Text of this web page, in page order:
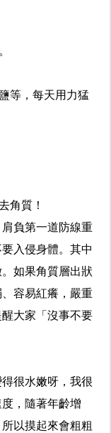
等，每天用力猛
角質！
負第一道防線重
入侵身體。其中
如果角質層出狀
容易紅癢，嚴重
大家「沒事不要
很水嫩呀，我很
，隨著年齡增
以摸起來會粗粗